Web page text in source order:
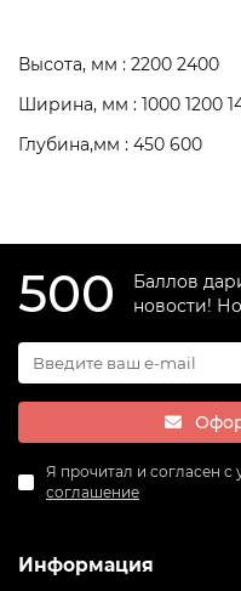
Высота, мм : 2200 2400
Ширина, мм : 1000 1200
Глубина,мм : 450 600
500
Баллов
новости!
Я прочитал и согласен с
соглашение
Информация